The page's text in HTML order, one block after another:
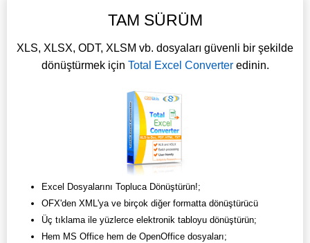
TAM SÜRÜM
XLS, XLSX, ODT, XLSM vb. dosyaları güvenli bir şekilde
dönüştürmek için Total Excel Converteredinin.
Excel Dosyalarını Topluca Dönüştürün!;
OFX'den XML'ya ve birçok diğer formatta dönüştürücü
Üç tıklama ile yüzlerce elektronik tabloyu dönüştürün;
Hem MS Office hem de OpenOffice dosyaları;